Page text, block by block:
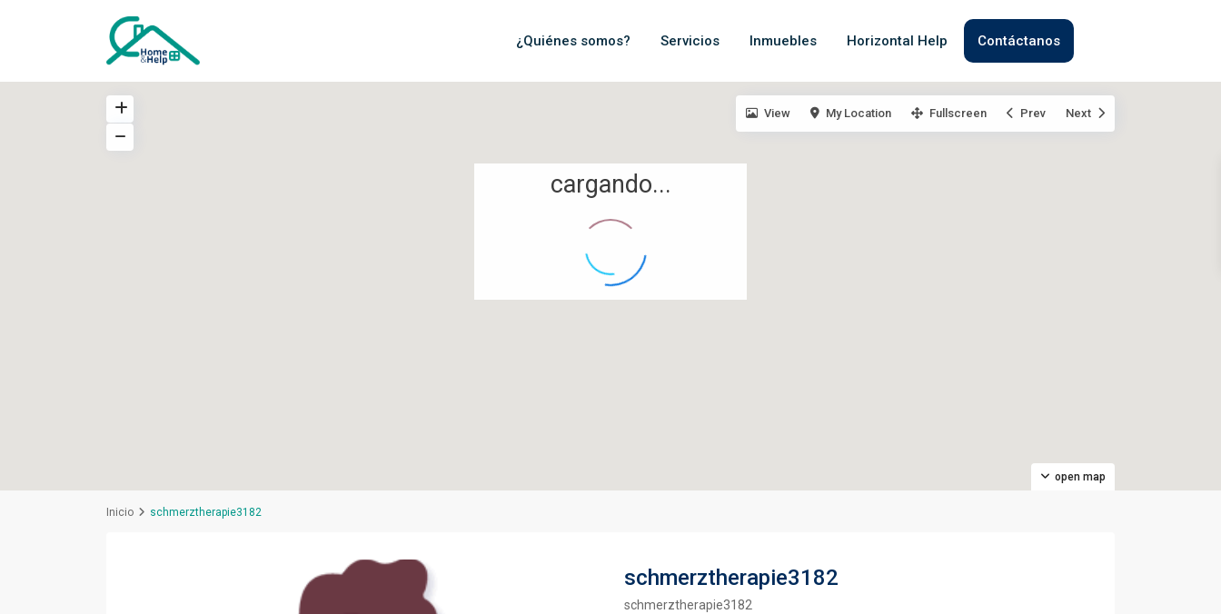
¿Quiénes somos? Servicios Inmuebles Horizontal Help Contáctanos
cargando...
open map
View My Location Fullscreen Prev Next
Inicio schmerztherapie3182
schmerztherapie3182
schmerztherapie3182